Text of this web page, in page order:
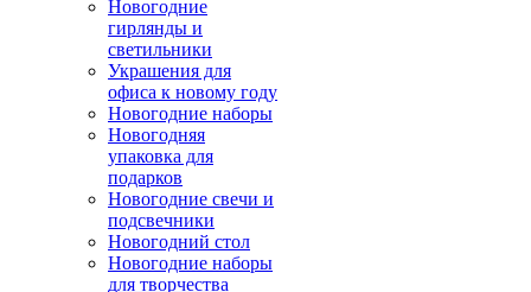
Новогодние
гирлянды и
светильники
Украшения для
офиса к новому году
Новогодние наборы
Новогодняя
упаковка для
подарков
Новогодние свечи и
подсвечники
Новогодний стол
Новогодние наборы
для творчества